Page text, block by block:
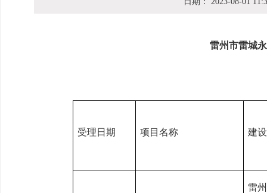
雷州市雷城
受理日期 项目名称 建
雷